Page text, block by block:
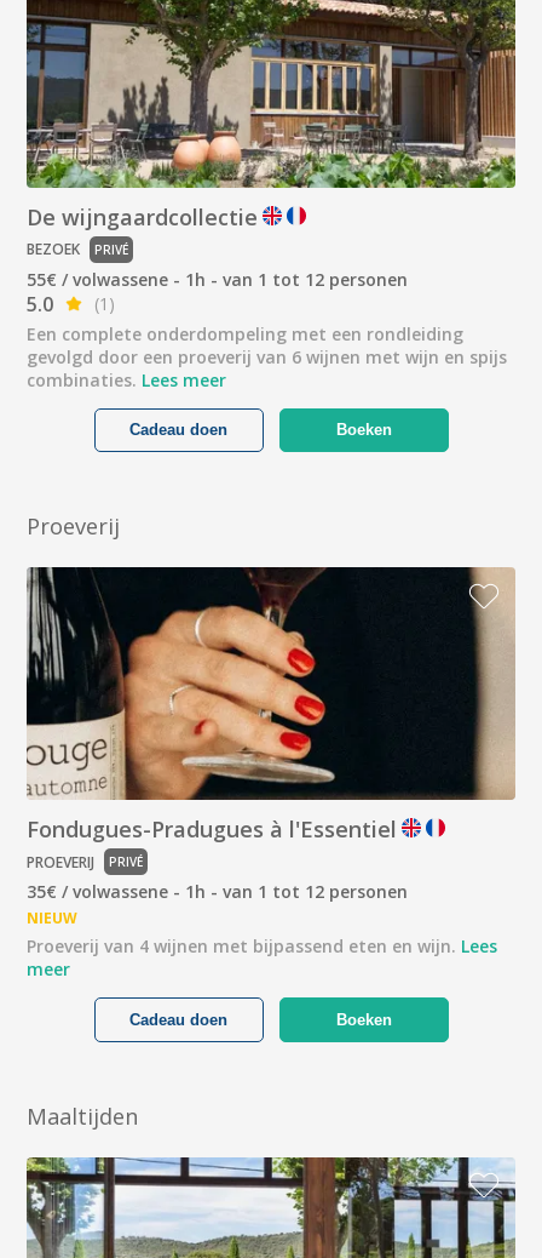
De wijngaardcollectie
BEZOEK PRIVÉ
55€ / volwassene - 1h - van 1 tot 12 personen
5.0
(1)
Een complete onderdompeling met een rondleiding
gevolgd door een proeverij van 6 wijnen met wijn en spijs
combinaties. Lees meer
Boeken
Cadeau doen
Proeverij
Fondugues-Pradugues à l'Essentiel
PROEVERIJ PRIVÉ
35€ / volwassene - 1h - van 1 tot 12 personen
NIEUW
Proeverij van 4 wijnen met bijpassend eten en wijn. Lees
meer
Boeken
Cadeau doen
Maaltijden